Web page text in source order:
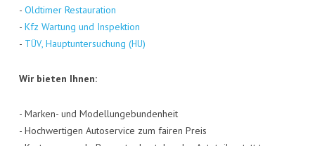
- Old­ti­mer Restau­ra­ti­on
- Kfz War­tung und Inspek­ti­on
- TÜV, Haupt­un­ter­su­chung (HU)
Wir bie­ten Ihnen:
- Mar­ken- und Model­lun­ge­bun­den­heit
- Hoch­wer­ti­gen Auto­ser­vice zum fai­ren Preis